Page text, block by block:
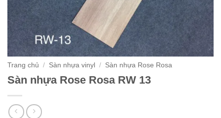
Trang chủ / Sàn nhựa vinyl / Sàn nhựa Rose Rosa
Sàn nhựa Rose Rosa RW 13